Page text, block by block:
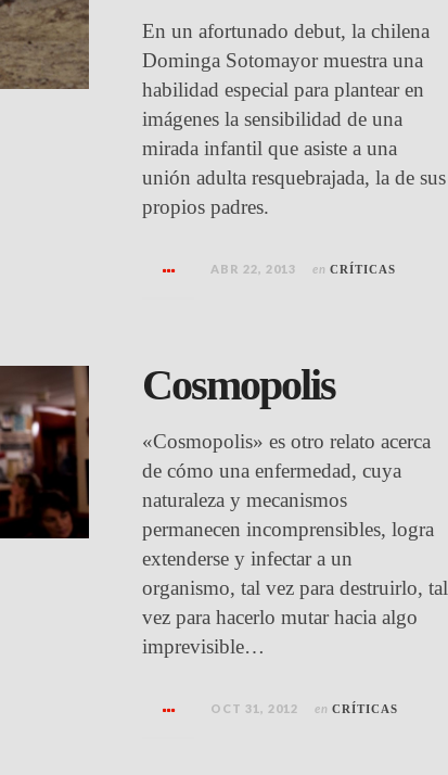
En un afortunado debut, la chilena
Dominga Sotomayor muestra una
habilidad especial para plantear en
imágenes la sensibilidad de una
mirada infantil que asiste a una
unión adulta resquebrajada, la de sus
propios padres.
ABR 22, 2013 en CRÍTICAS
Cosmopolis
«Cosmopolis» es otro relato acerca
de cómo una enfermedad, cuya
naturaleza y mecanismos
permanecen incomprensibles, logra
extenderse y infectar a un
organismo, tal vez para destruirlo, tal
vez para hacerlo mutar hacia algo
imprevisible…
OCT 31, 2012 en CRÍTICAS